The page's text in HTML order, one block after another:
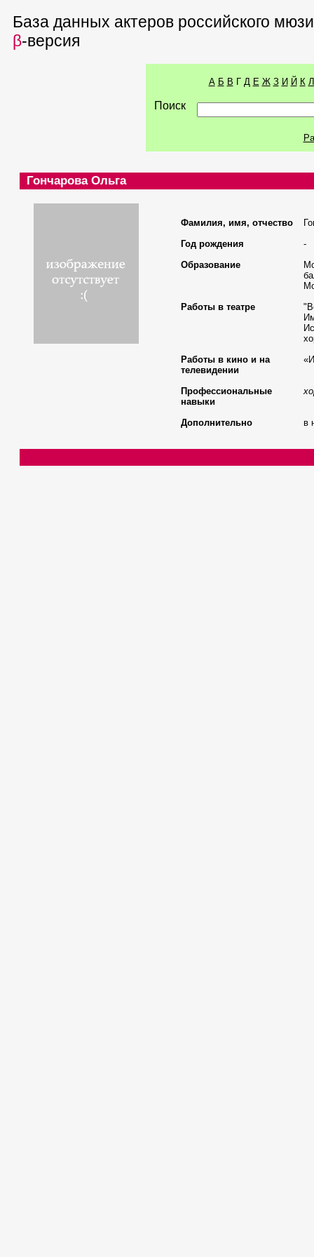
База данных актеров российского
β-версия
А Б В Г Д Е Ж З И Й К Л
Поиск
Гончарова Ольга
Фамилия, имя, отчество
Год рождения
-
Образование
Работы в театре
Работы в кино и на
телевидении
Профессиональные
навыки
Дополнительно в